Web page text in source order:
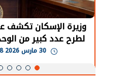
وزيرة الإسكان تكشف
لطرح عدد كبير من
بنظام